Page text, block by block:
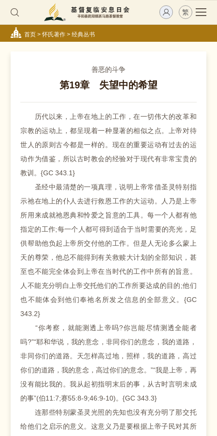
繁
首页>怀氏著作> 经典丛书
善恶的斗争
第19章 失望中的希望
历代以来，上帝在地上的工作，在一切伟大的改革和
宗教的运动上，都呈现着一种显著的相似之点。上帝对待
世人的原则古今都是一样的。现在的重要运动有过去的运
动作为借鉴，所以古时教会的经验对于现代有非常宝贵的
教训。{GC 343.1}
圣经中最清楚的一项真理，说明上帝常借圣灵特别指
示祂在地上的仆人去进行救恩工作的大运动。人乃是上帝
所用来成就祂恩典和怜爱之旨意的工具。每一个人都有他
指定的工作;每一个人都可得到适合于当时需要的亮光，足
供帮助他负起上帝所交付他的工作。但是人无论多么蒙上
天的尊荣，他总不能得到有关救赎大计划的全部知识，甚
至也不能完全体会到上帝在当时代的工作中所有的旨意。
人不能充分明白上帝交托他们的工作所要达成的目的;他们
也不能体会到他们奉祂名所发之信息的全部意义。{GC
343.2}
“你考察，就能测透上帝吗?你岂能尽情测透全能者
吗?”“耶和华说，我的意念，非同你们的意念，我的道路，
非同你们的道路。天怎样高过地，照样，我的道路，高过
你们的道路，我的意念，高过你们的意念。”“我是上帝，再
没有能比我的。我从起初指明末后的事，从古时言明未成
的事”(伯11:7;赛55:8-9;46:9-10)。{GC 343.3}
连那些特别蒙圣灵光照的先知也没有充分明了那交托
给他们之启示的意义。这意义乃是要根据上帝子民对其所